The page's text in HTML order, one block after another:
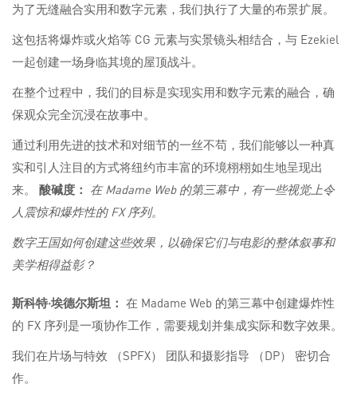
为了无缝融合实用和数字元素，我们执行了大量的布景扩展。
这包括将爆炸或火焰等 CG 元素与实景镜头相结合，与 Ezekiel
一起创建一场身临其境的屋顶战斗。
在整个过程中，我们的目标是实现实用和数字元素的融合，确
保观众完全沉浸在故事中。
通过利用先进的技术和对细节的一丝不苟，我们能够以一种真
实和引人注目的方式将纽约市丰富的环境栩栩如生地呈现出
来。 酸碱度： 在 Madame Web 的第三幕中，有一些视觉上令
人震惊和爆炸性的 FX 序列。
数字王国如何创建这些效果，以确保它们与电影的整体叙事和
美学相得益彰？
斯科特·埃德尔斯坦： 在 Madame Web 的第三幕中创建爆炸性
的 FX 序列是一项协作工作，需要规划并集成实际和数字效果。
我们在片场与特效 （SPFX） 团队和摄影指导 （DP） 密切合
作。